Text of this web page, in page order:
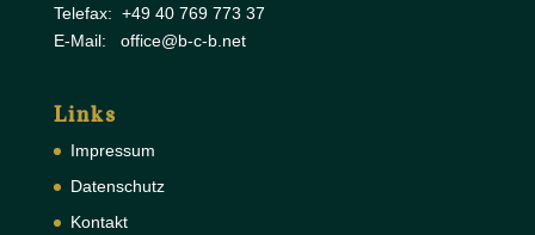
Telefax: +49 40 769 773 37
E-Mail: office@b-c-b.net
Links
Impressum
Datenschutz
Kontakt